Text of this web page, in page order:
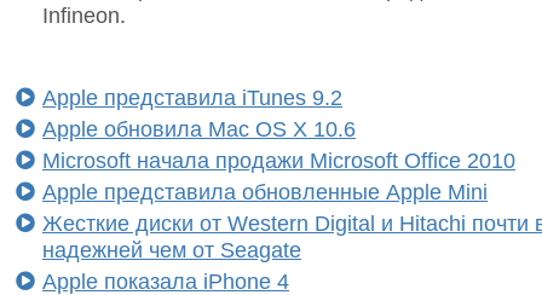
Infineon.
Apple представила iTunes 9.2
Apple обновила Mac OS X 10.6
Microsoft начала продажи Microsoft Office 2010
Apple представила обновленные Apple Mini
Жесткие диски от Western Digital и Hitachi почти
надежней чем от Seagate
Apple показала iPhone 4